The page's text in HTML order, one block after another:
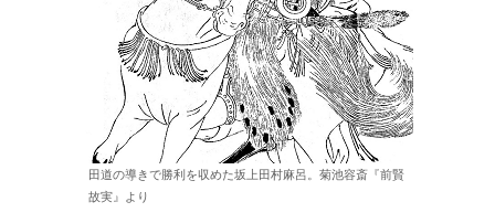
田道の導きで勝利を収めた坂上田村麻呂。菊池容斎『前賢
故実』より